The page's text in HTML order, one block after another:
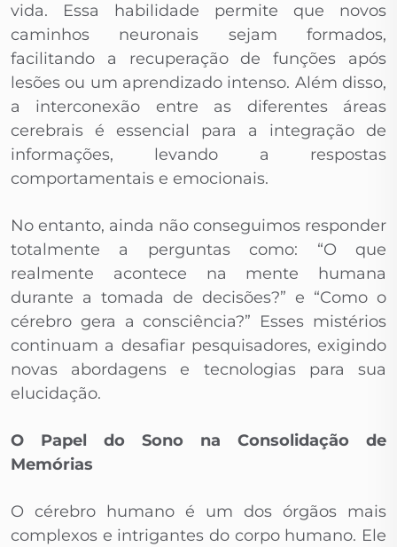
vida. Essa habilidade permite que novos
caminhos neuronais sejam formados,
facilitando a recuperação de funções após
lesões ou um aprendizado intenso. Além disso,
a interconexão entre as diferentes áreas
cerebrais é essencial para a integração de
informações, levando a respostas
comportamentais e emocionais.
No entanto, ainda não conseguimos responder
totalmente a perguntas como: “O que
realmente acontece na mente humana
durante a tomada de decisões?” e “Como o
cérebro gera a consciência?” Esses mistérios
continuam a desafiar pesquisadores, exigindo
novas abordagens e tecnologias para sua
elucidação.
O Papel do Sono na Consolidação de
Memórias
O cérebro humano é um dos órgãos mais
complexos e intrigantes do corpo humano. Ele